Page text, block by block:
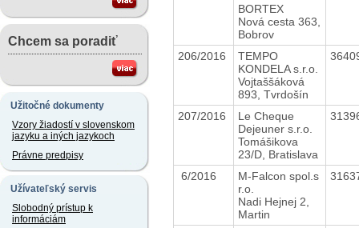
Chcem sa poradiť
Užitočné dokumenty
Vzory žiadostí v slovenskom
jazyku a iných jazykoch
Právne predpisy
Užívateľský servis
Slobodný prístup k
informáciám
BORTEX
Nová cesta 363,
Bobrov
206/2016
TEMPO
KONDELA s.r.o.
Vojtaššáková
893, Tvrdošín
207/2016
Le Cheque
Dejeuner s.r.o.
Tomášikova
23/D, Bratislava
6/2016
M-Falcon spol.s
r.o.
Nadi Hejnej 2,
Martin